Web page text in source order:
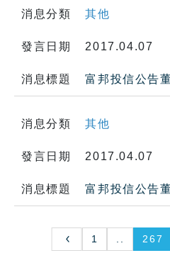
消息分類 其他
發言日期 2017.04.07
消息標題 富邦投信公告
消息分類 其他
發言日期 2017.04.07
消息標題 富邦投信公告
1 267